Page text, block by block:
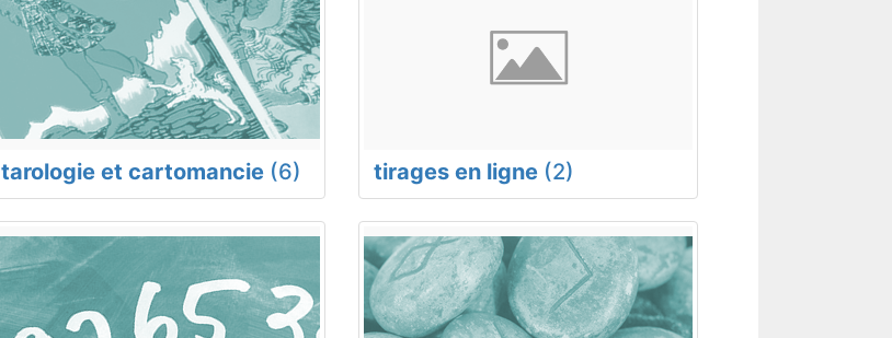
tarologie et cartomancie (6) tirages en ligne (2)